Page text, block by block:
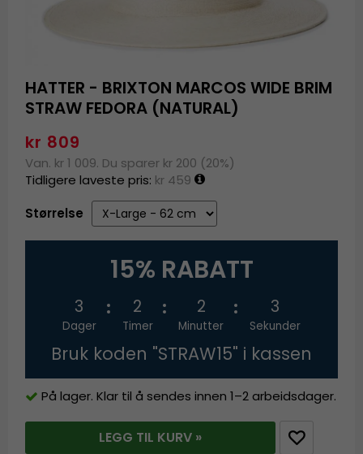
HATTER - BRIXTON MARCOS WIDE BRIM
STRAW FEDORA (NATURAL)
kr 809
Van. kr 1 009. Du sparer kr 200 (20%)
Tidligere laveste pris: kr 459
Størrelse
15% RABATT
3
Dager
2
Timer
2
Minutter
3
Sekunder
Bruk koden "STRAW15" i kassen
På lager. Klar til å sendes innen 1–2 arbeidsdager.
LEGG TIL KURV »